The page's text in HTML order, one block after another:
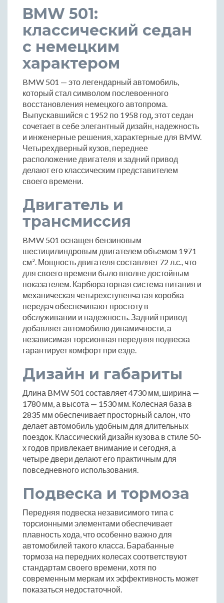
BMW 501:
классический седан
с немецким
характером
BMW 501 — это легендарный автомобиль,
который стал символом послевоенного
восстановления немецкого автопрома.
Выпускавшийся с 1952 по 1958 год, этот седан
сочетает в себе элегантный дизайн, надежность
и инженерные решения, характерные для BMW.
Четырехдверный кузов, переднее
расположение двигателя и задний привод
делают его классическим представителем
своего времени.
Двигатель и
трансмиссия
BMW 501 оснащен бензиновым
шестицилиндровым двигателем объемом 1971
см³. Мощность двигателя составляет 72 л.с., что
для своего времени было вполне достойным
показателем. Карбюраторная система питания и
механическая четырехступенчатая коробка
передач обеспечивают простоту в
обслуживании и надежность. Задний привод
добавляет автомобилю динамичности, а
независимая торсионная передняя подвеска
гарантирует комфорт при езде.
Дизайн и габариты
Длина BMW 501 составляет 4730 мм, ширина —
1780 мм, а высота — 1530 мм. Колесная база в
2835 мм обеспечивает просторный салон, что
делает автомобиль удобным для длительных
поездок. Классический дизайн кузова в стиле 50-
х годов привлекает внимание и сегодня, а
четыре двери делают его практичным для
повседневного использования.
Подвеска и тормоза
Передняя подвеска независимого типа с
торсионными элементами обеспечивает
плавность хода, что особенно важно для
автомобилей такого класса. Барабанные
тормоза на передних колесах соответствуют
стандартам своего времени, хотя по
современным меркам их эффективность может
показаться недостаточной.